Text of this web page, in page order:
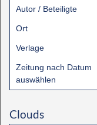
Autor / Beteiligte
Ort
Verlage
Zeitung nach Datum
auswählen
Clouds